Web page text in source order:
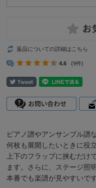
返品についての詳細はこちら
4.6 (9件)
ピアノ譜やアンサンブル譜
何枚も展開したいときに役
上下のフラップに挟むだけ
ます。さらに、ステージ照
本番でも楽譜が見やすいです